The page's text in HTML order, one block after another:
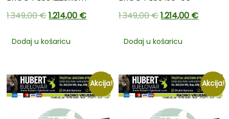
1.349,00€1.214,00 €
Dodaj u košaricu
1.349,00€1.214,00 €
Dodaj u košaricu
Akcija! Akcija!